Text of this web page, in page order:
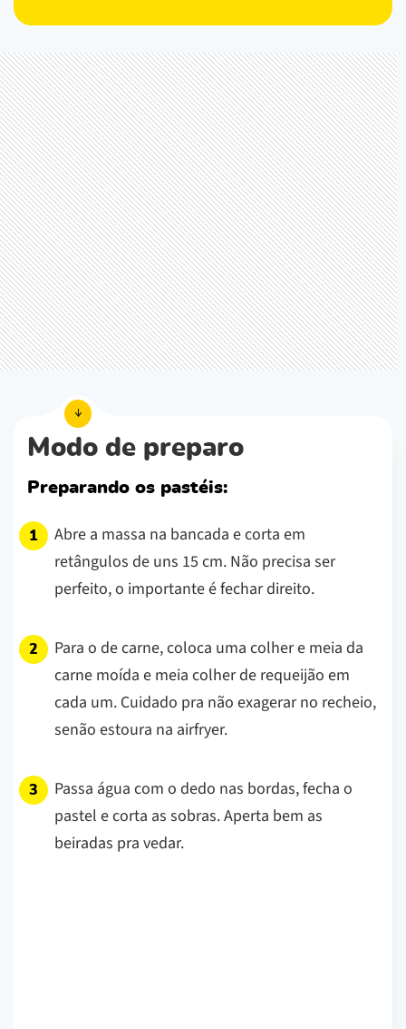
Modo de preparo
Preparando os pastéis:
Abre a massa na bancada e corta em
retângulos de uns 15 cm. Não precisa ser
perfeito, o importante é fechar direito.
Para o de carne, coloca uma colher e meia da
carne moída e meia colher de requeijão em
cada um. Cuidado pra não exagerar no recheio,
senão estoura na airfryer.
Passa água com o dedo nas bordas, fecha o
pastel e corta as sobras. Aperta bem as
beiradas pra vedar.